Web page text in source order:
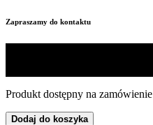
Zapraszamy do kontaktu
Produkt dostępny na zamówienie
Dodaj do koszyka